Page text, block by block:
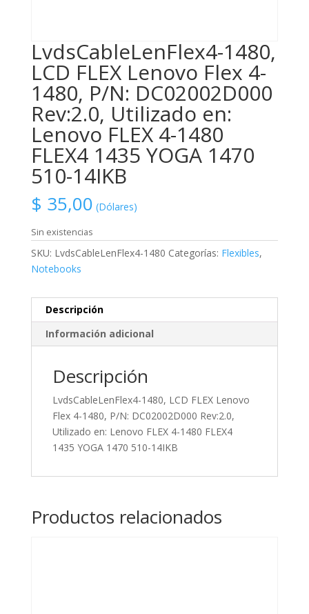
LvdsCableLenFlex4-1480,
LCD FLEX Lenovo Flex 4-
1480, P/N: DC02002D000
Rev:2.0, Utilizado en:
Lenovo FLEX 4-1480
FLEX4 1435 YOGA 1470
510-14IKB
$ 35,00 (Dólares)
Sin existencias
SKU: LvdsCableLenFlex4-1480 Categorías: Flexibles,
Notebooks
Descripción
Información adicional
Descripción
LvdsCableLenFlex4-1480, LCD FLEX Lenovo
Flex 4-1480, P/N: DC02002D000 Rev:2.0,
Utilizado en: Lenovo FLEX 4-1480 FLEX4
1435 YOGA 1470 510-14IKB
Productos relacionados